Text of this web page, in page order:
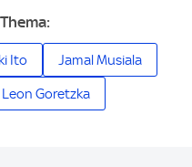
Ito Jamal Musiala
Leon Goretzka